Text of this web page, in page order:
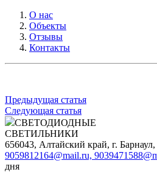
О нас
Объекты
Отзывы
Контакты
Предыдущая cтатья
Следующая статья
СВЕТОДИОДНЫЕ
СВЕТИЛЬНИКИ
656043, Алтайский край, г.
9059812164@mail.ru,
дня